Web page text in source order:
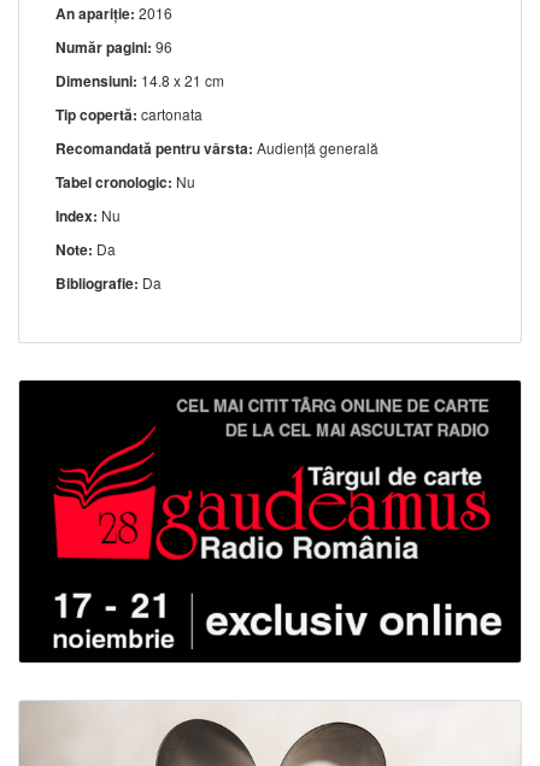
An apariție: 2016
Număr pagini: 96
Dimensiuni: 14.8 x 21 cm
Tip copertă: cartonata
Recomandată pentru vârsta: Audiență generală
Tabel cronologic: Nu
Index: Nu
Note: Da
Bibliografie: Da